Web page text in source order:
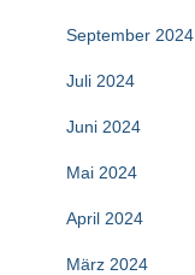
September 2024
Juli 2024
Juni 2024
Mai 2024
April 2024
März 2024